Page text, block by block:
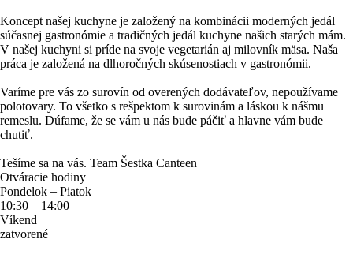
Koncept našej kuchyne je založený na kombinácii moderných jedál
súčasnej gastronómie a tradičných jedál kuchyne našich starých mám.
V našej kuchyni si príde na svoje vegetarián aj milovník mäsa. Naša
práca je založená na dlhoročných skúsenostiach v gastronómii.
Varíme pre vás zo surovín od overených dodávateľov, nepoužívame
polotovary. To všetko s rešpektom k surovinám a láskou k nášmu
remeslu. Dúfame, že se vám u nás bude páčiť a hlavne vám bude
chutiť.
Tešíme sa na vás. Team Šestka Canteen
Otváracie hodiny
Pondelok – Piatok
10:30 – 14:00
Víkend
zatvorené